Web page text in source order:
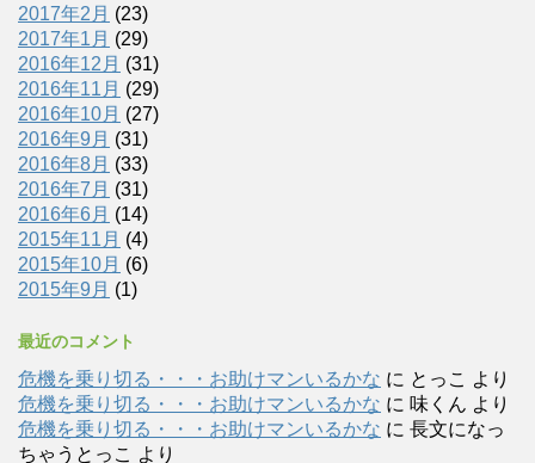
2017年2月 (23)
2017年1月 (29)
2016年12月 (31)
2016年11月 (29)
2016年10月 (27)
2016年9月 (31)
2016年8月 (33)
2016年7月 (31)
2016年6月 (14)
2015年11月 (4)
2015年10月 (6)
2015年9月 (1)
最近のコメント
危機を乗り切る・・・お助けマンいるかな に とっこ より
危機を乗り切る・・・お助けマンいるかな に 味くん より
危機を乗り切る・・・お助けマンいるかな に 長文になっ
ちゃうとっこ より